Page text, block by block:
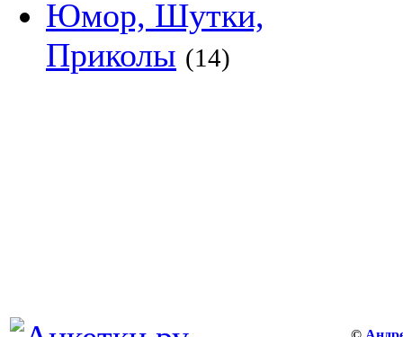
Юмор, Шутки,
Приколы (14)